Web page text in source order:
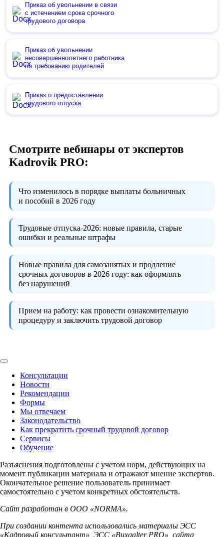
Приказ об увольнении в связи
с истечением срока срочного
трудового договора
Приказ об увольнении
несовершеннолетнего работника
по требованию родителей
Приказ о предоставлении
трудового отпуска
Смотрите вебинары от экспертов
Kadrovik PRO:
Что изменилось в порядке выплаты больничных
и пособий в 2026 году
Трудовые отпуска-2026: новые правила, старые
ошибки и реальные штрафы
Новые правила для самозанятых и продление
срочных договоров в 2026 году: как оформлять
без нарушений
Прием на работу: как провести ознакомительную
процедуру и заключить трудовой договор
Консультации
Новости
Рекомендации
Формы
Мы отвечаем
Законодательство
Как прекратить срочный трудовой договор
Сервисы
Обучение
Разъяснения подготовлены с учетом норм, действующих на
момент публикации материала и отражают мнение экспертов.
Окончательное решение пользователь принимает
самостоятельно с учетом конкретных обстоятельств.
Сайт разработан в ООО «NORMA».
При создании контента использовались материалы ЭСС
«Кадровый консультант», ЭСС «Buxgalter PRO», сайта